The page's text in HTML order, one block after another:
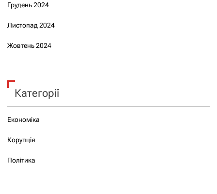
Грудень 2024
Листопад 2024
Жовтень 2024
Категорії
Економіка
Корупція
Політика